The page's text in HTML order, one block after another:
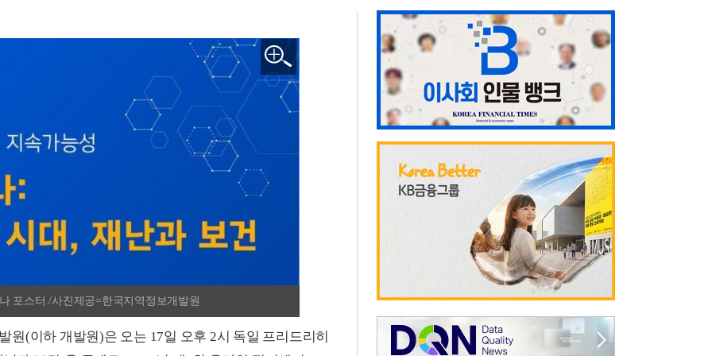
포스터./사진제공=한국지역정보개발원
(이하 개발원)은 오는 17일 오후 2시 독일 프리드리히